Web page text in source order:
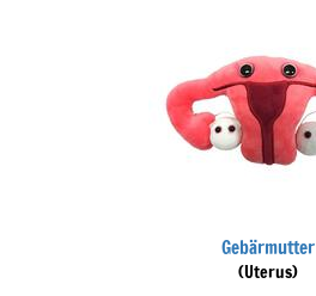
Gebärmutter
(Uterus)